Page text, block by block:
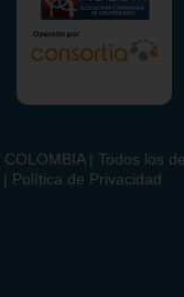
COLOMBIA | Todos los
| Política de Privacidad